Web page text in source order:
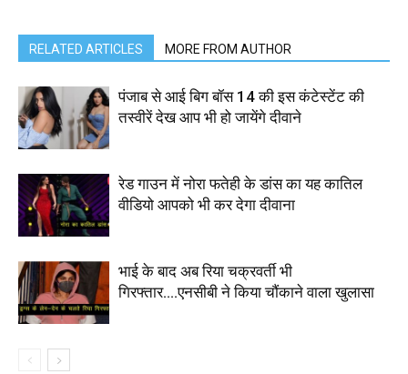
RELATED ARTICLES MORE FROM AUTHOR
पंजाब से आई बिग बॉस 14 की इस कंटेस्टेंट की
तस्वीरें देख आप भी हो जायेंगे दीवाने
रेड गाउन में नोरा फतेही के डांस का यह कातिल
वीडियो आपको भी कर देगा दीवाना
भाई के बाद अब रिया चक्रवर्ती भी
गिरफ्तार….एनसीबी ने किया चौंकाने वाला खुलासा